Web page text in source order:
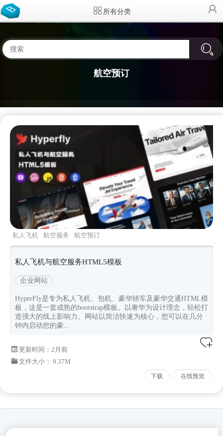
所有分类
航空预订
私人飞机 航空服务
航空预订
hyperfly
Bootstrapv530
私人飞机与航空服务HTML5模板
企业网站
HyperFly是专为私人飞机、包机、豪华轿车及豪华交通HTML模
板，这是一套成熟的bootstrap模板。以奢华为设计理念，轻松打
造强大的线上影响力。网站以简洁快速为核心，您可以在几分
钟内启动您的豪...
更新时间： 2月前
文件大小： 9.37M
下载 在线预览